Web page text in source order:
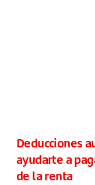
Deducciones
ayudarte a
de la renta